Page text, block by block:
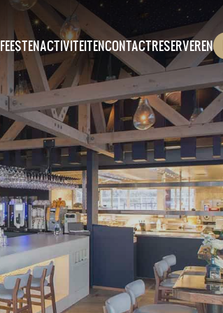
FEESTENACTIVITEITENCONTACTRESERVEREN